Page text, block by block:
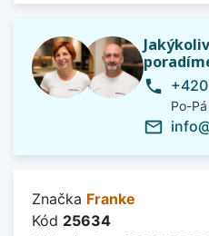
phone
Po-
mail_outline
Značka Franke
Kód 25634